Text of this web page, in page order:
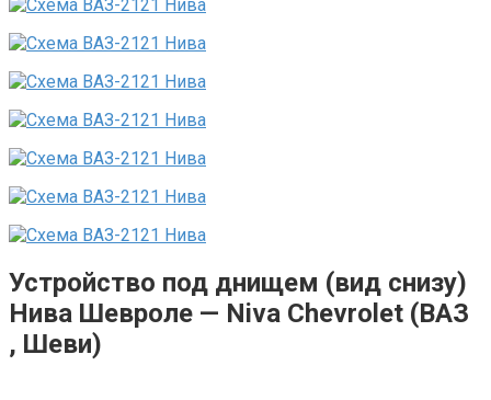
Устройство под днищем (вид снизу)
Нива Шевроле — Niva Chevrolet (ВАЗ
, Шеви)